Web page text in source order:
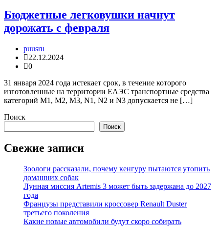
Бюджетные легковушки начнут
дорожать с февраля
puusru
22.12.2024
0
31 января 2024 года истекает срок, в течение которого
изготовленные на территории ЕАЭС транспортные средства
категорий M1, M2, M3, N1, N2 и N3 допускается не […]
Поиск
Поиск
Свежие записи
Зоологи рассказали, почему кенгуру пытаются утопить
домашних собак
Лунная миссия Artemis 3 может быть задержана до 2027
года
Французы представили кроссовер Renault Duster
третьего поколения
Какие новые автомобили будут скоро собирать